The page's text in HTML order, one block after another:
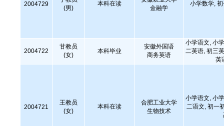
2004729
(男)
本科在读
金融学
小学数学,
2004722
甘教员
(女)
本科毕业
安徽外国语
商务英语
小学语文, 小
二英语, 初三
英
2004721
王教员
(女)
本科在读
合肥工业大学
生物技术
小学语文, 小
二语文, 初一